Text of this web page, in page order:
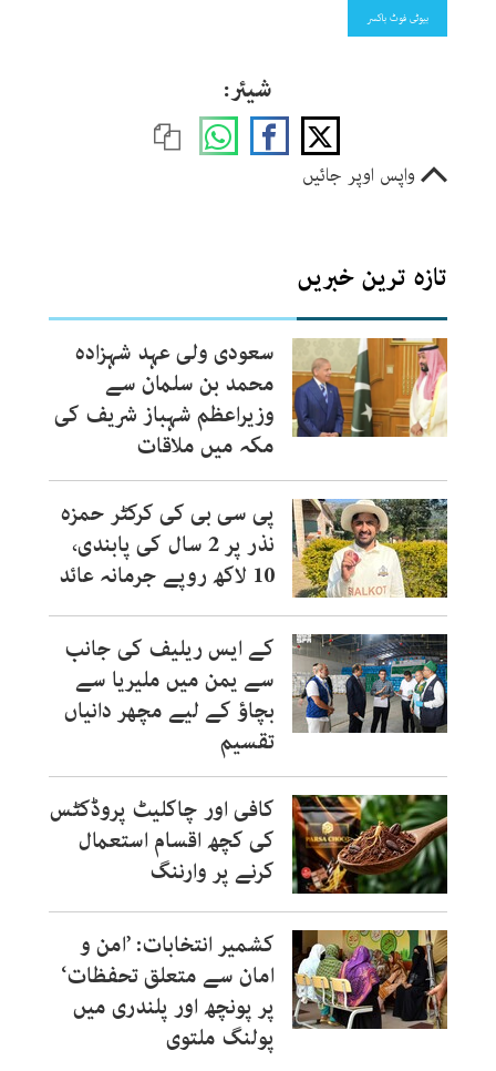
بیوٹی فوٹ باکسر
شیئر:
واپس اوپر جائیں
تازہ ترین خبریں
سعودی ولی عہد شہزادہ
محمد بن سلمان سے
وزیراعظم شہباز شریف کی
مکہ میں ملاقات
پی سی بی کی کرکٹر حمزہ
نذر پر 2 سال کی پابندی،
10 لاکھ روپے جرمانہ عائد
کے ایس ریلیف کی جانب
سے یمن میں ملیریا سے
بچاؤ کے لیے مچھر دانیاں
تقسیم
کافی اور چاکلیٹ پروڈکٹس
کی کچھ اقسام استعمال
کرنے پر وارننگ
کشمیر انتخابات: ’امن و
امان سے متعلق تحفظات‘
پر پونچھ اور پلندری میں
پولنگ ملتوی